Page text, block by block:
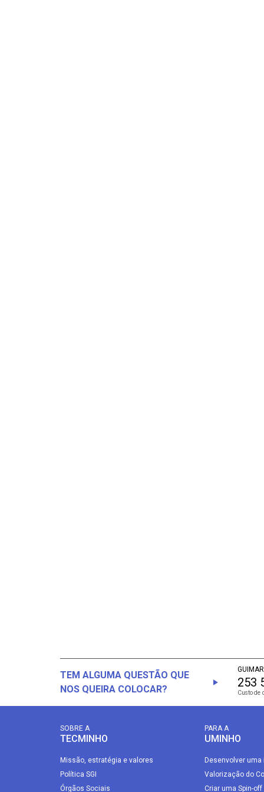
TEM ALGUMA QUESTÃO QUE
NOS QUEIRA COLOCAR?
253
Custo de
SOBRE A
TECMINHO
Missão, estratégia e valores
Política SGI
Órgãos Sociais
PARA A
UMINHO
Desenvolver
Valorização do
Criar uma Spin-off